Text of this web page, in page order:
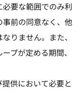
要な範囲でのみ利
前の同意なく、他
りません。また、
プが定める期間、
供において必要と